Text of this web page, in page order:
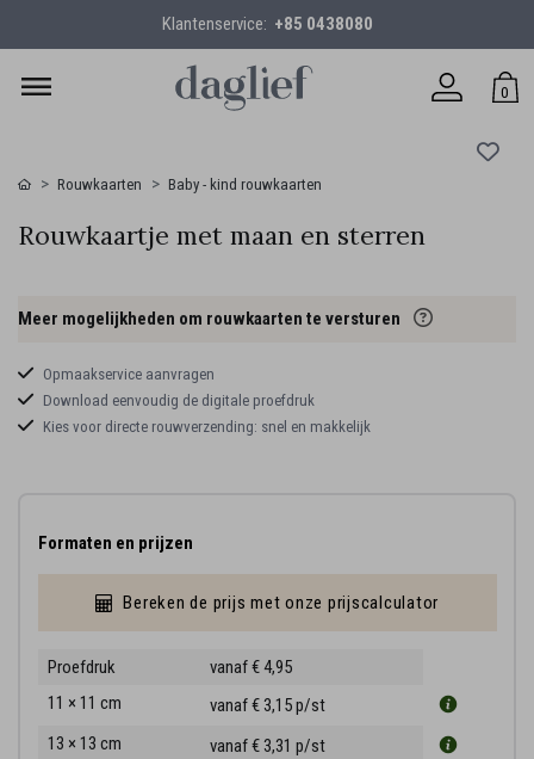
Klantenservice: +85 0438080
0
Rouwkaarten Baby - kind rouwkaarten
Rouwkaartje met maan en sterren
Meer mogelijkheden om rouwkaarten te versturen
Opmaakservice aanvragen
Download eenvoudig de digitale proefdruk
Kies voor directe rouwverzending: snel en makkelijk
Formaten en prijzen
Bereken de prijs met onze prijscalculator
Proefdruk
vanaf € 4,95
11 × 11 cm
vanaf € 3,15p/st
13 × 13 cm
vanaf € 3,31 p/st